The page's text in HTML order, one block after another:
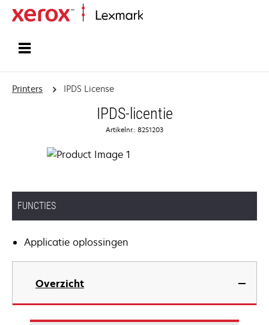
Printers IPDS License
IPDS-licentie
Artikelnr.: 82S1203
FUNCTIES
Applicatie oplossingen
Overzicht